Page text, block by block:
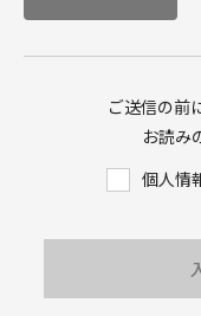
ご送信の前
お読み
個人情